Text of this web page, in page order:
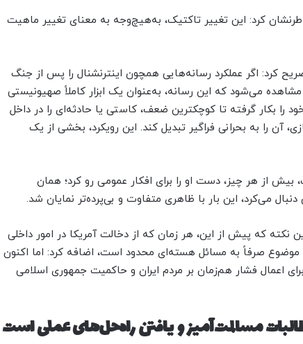
کرد: این تغییر تاکتیک، به‌هیچ‌وجه به معنای تغییر ماهیت
کرد: اگر عملکرد رسانه‌هایی همچون اینترنشنال را پس از جنگ
می‌شود که این رسانه، به‌عنوان یک ابزار کاملاً صهیونیستی
بکار گرفته تا کوچکترین ضعف، کاستی یا حادثه‌ای را در داخل
آن را به بحرانی فراگیر تبدیل کند. این رویکرد، بخشی از یک
بیش از هر چیز، دست او را برای افکار عمومی رو کرد؛ همان
می‌کرد، این بار با ظاهری متفاوت و بی‌پرده‌تر نمایان شد.
نکته که پیش از این، هر زمان که از دخالت آمریکا در امور داخلی
صرفاً به مسائل هسته‌ای محدود است، اضافه کرد: اما اکنون
اعمال فشار هم‌زمان بر مردم ایران و حاکمیت جمهوری اسلامی
مسالمت‌آمیز و یافتن راه‌حل‌های عملی است